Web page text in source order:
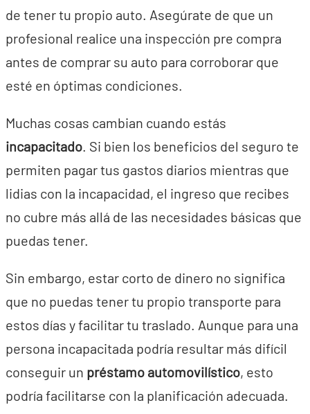
de tener tu propio auto. Asegúrate de que un
profesional realice una inspección pre compra
antes de comprar su auto para corroborar que
esté en óptimas condiciones.
Muchas cosas cambian cuando estás
incapacitado. Si bien los beneficios del seguro te
permiten pagar tus gastos diarios mientras que
lidias con la incapacidad, el ingreso que recibes
no cubre más allá de las necesidades básicas que
puedas tener.
Sin embargo, estar corto de dinero no significa
que no puedas tener tu propio transporte para
estos días y facilitar tu traslado. Aunque para una
persona incapacitada podría resultar más difícil
conseguir un préstamo automovilístico, esto
podría facilitarse con la planificación adecuada.